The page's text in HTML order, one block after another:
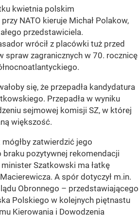
kwietnia polskim
NATO kieruje Michał Polakow,
przedstawiciela.
wrócił z placówki tuż przed
spraw zagranicznych w 70. rocznicę
się, że przepadła kandydatura
Przepadła w wyniku
sejmowej komisji SZ, w której
większość.
zatwierdzić jego
braku pozytywnej rekomendacji
Szatkowski ma łatkę
A spór dotyczył m.in.
Obronnego – przedstawiającego
Polskiego w kolejnych piętnastu
Kierowania i Dowodzenia